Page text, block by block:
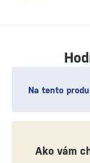
Na tento
Ako vám